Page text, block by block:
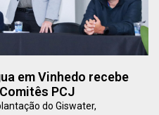
em Vinhedo recebe
PCJ
do Giswater,